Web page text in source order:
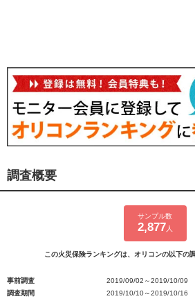
調査概要
サンプル数
2,877 人
この火災保険ランキングは、オリコンの以下の
事前調査
2019/09/02～2019/10/09
調査期間
2019/10/10～2019/10/16